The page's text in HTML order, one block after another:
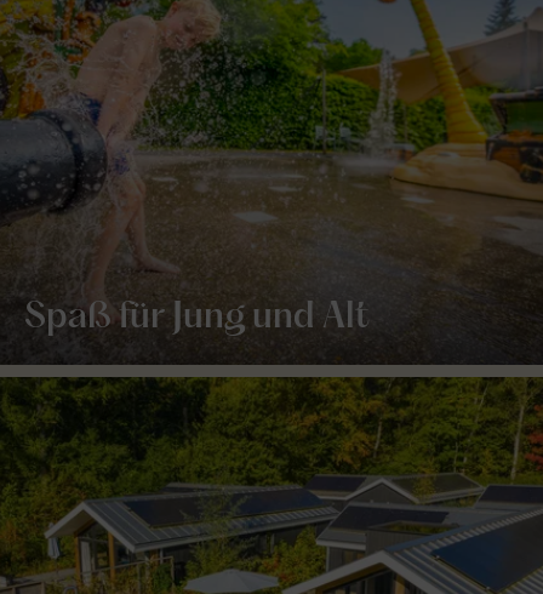
Spaß für Jung und Alt